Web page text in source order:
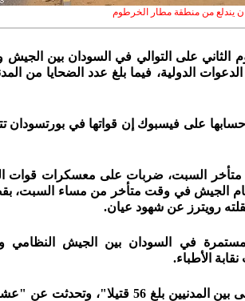
يندلع من منطقة مطار الخرطوم
الثاني على التوالي في السودان بين
الدولية، فيما بلغ عدد الضحايا من
على فيسبوك إن قواتها في بورتسودان
السبت، ضربات على معسكرات قوات
الجيش في وقت متأخر من مساء السبت،
رويترز عن شهود عيان.
في السودان بين الجيش النظامي
وقالت النقابة إن "العدد الاجمالي للقتلى بين المدنيين بلغ 56